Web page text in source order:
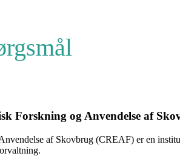
Forskning og Anvendelse af
af Skovbrug (CREAF) er en